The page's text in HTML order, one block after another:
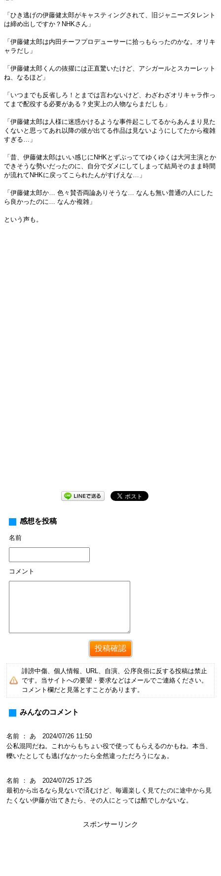
「ひき逃げの伊藤健太郎がキャスティングされて、旧ジャニーズタレント
は締め出しですか？NHKさん」
「伊藤健太郎は内田チーフプロデューサーに拾っもらったのかな。オリキ
ャラだし」
「伊藤健太郎くんの抜擢には正直驚いたけど、アシガールとスカーレット
ね、なるほど」
「いつまでも反省しろ！とまでは言わないけど、わざわざオリキャラ作っ
てまで配役する必要がある？史実上の人物ならまだしも」
「伊藤健太郎は人様に迷惑かけるような事件起こしてるからあんまり見た
くないと思ってあれ以降の彼が出てる作品は見ないようにしてたから複雑
すぎる…」
「昔、伊藤健太郎はいい感じにNHKとずぶっててゆくゆくは大河主演とか
できそうな勢いだったのに、自分でダメにしてしまって結局そのまま時間
が流れてNHKに戻ってこられたんがすげえな…」
「伊藤健太郎か… 色々賛否両論ありそうな… なんも無い普通の人にした
ら良かったのに… なんか複雑」
という声も。
感想を投稿
名前
コメント
誹謗中傷、個人情報、URL、自演、公序良俗に反する投稿は禁止
です。当サイトへの要望・要求などはメールでご連絡ください。
コメント欄だと見落とすことがあります。
みんなのコメント
名前 ： あ 2024/07/26 11:50
公私混同だね。これからもちょい役で使ってもらえるのかもね。本当、
轢いたとしても逃げなかったら全然違っただろうになぁ。
名前 ： あ 2024/07/25 17:25
最初から出るなら見ないで済むけど、毎週楽しく見てたのに途中から見
たくない伊藤が出てきたら、その人にとっては酷でしかないな。
スポンサーリンク